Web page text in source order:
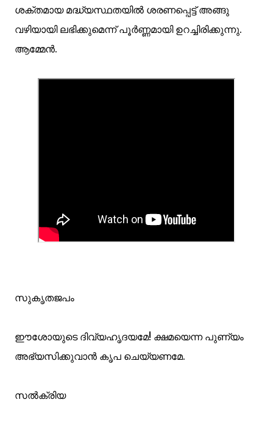
ശക്തമായ മദ്ധ്യസ്ഥതയില്‍ ശരണപ്പെട്ട് അങ്ങു
വഴിയായി ലഭിക്കുമെന്ന് പൂര്‍ണ്ണമായി ഉറച്ചിരിക്കുന്നു.
ആമ്മേന്‍.
സുകൃതജപം
ഈശോയുടെ ദിവ്യഹൃദയമേ! ക്ഷമയെന്ന പുണ്യം
അഭ്യസിക്കുവാന്‍ കൃപ ചെയ്യണമേ.
സല്‍ക്രിയ